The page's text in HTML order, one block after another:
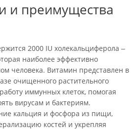
и преимущества
2000 IU холекальциферола ‒
наиболее эффективно
человека. Витамин представлен в
очищенного растительного
иммунных клеток, помогая
вирусам и бактериям.
кальция и фосфора из пищи,
костей и укрепляя